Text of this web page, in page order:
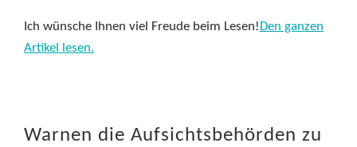
Ich wünsche Ihnen viel Freude beim Lesen! Den ganzen
Artikel lesen.
Warnen die Aufsichtsbehörden zu